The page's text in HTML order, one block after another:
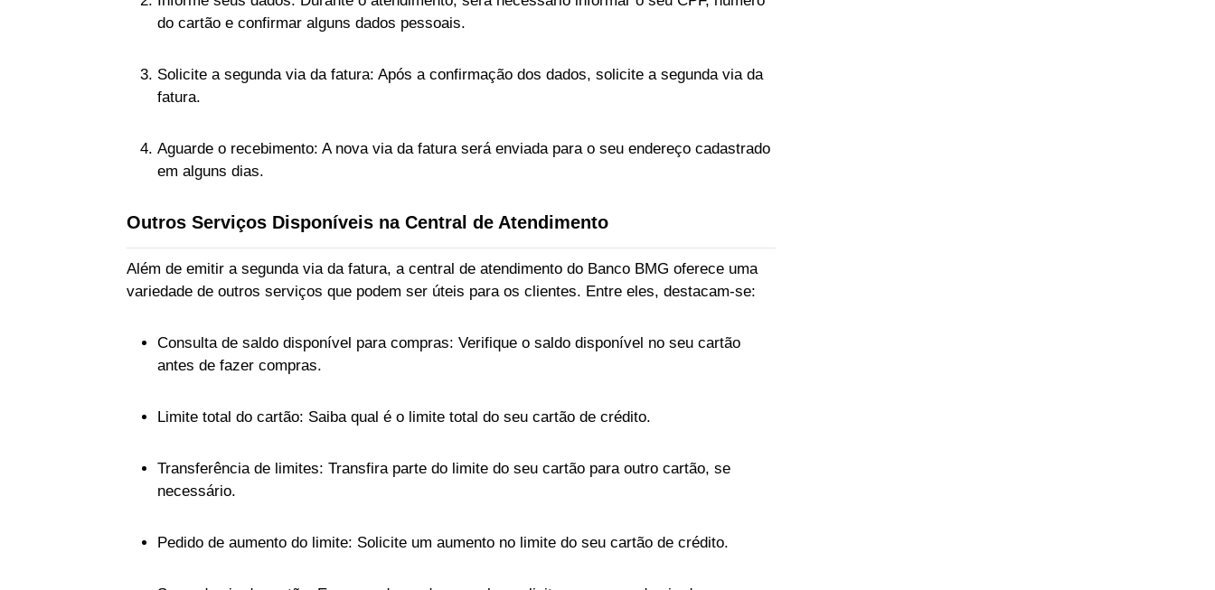
do cartão e confirmar alguns dados pessoais.
Solicite a segunda via da fatura: Após a confirmação dos dados, solicite a segunda via da
fatura.
Aguarde o recebimento: A nova via da fatura será enviada para o seu endereço cadastrado
em alguns dias.
Outros Serviços Disponíveis na Central de Atendimento
Além de emitir a segunda via da fatura, a central de atendimento do Banco BMG oferece uma
variedade de outros serviços que podem ser úteis para os clientes. Entre eles, destacam-se:
Consulta de saldo disponível para compras: Verifique o saldo disponível no seu cartão
antes de fazer compras.
Limite total do cartão: Saiba qual é o limite total do seu cartão de crédito.
Transferência de limites: Transfira parte do limite do seu cartão para outro cartão, se
necessário.
Pedido de aumento do limite: Solicite um aumento no limite do seu cartão de crédito.